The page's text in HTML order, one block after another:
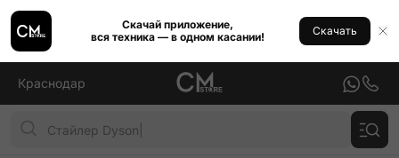
Скачай приложение,
вся техника — в одном касании!
Скачать
Краснодар